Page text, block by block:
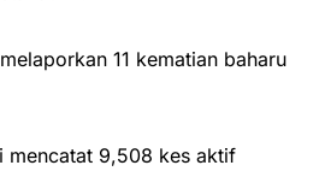
11 kematian baharu
mencatat 9,508 kes aktif